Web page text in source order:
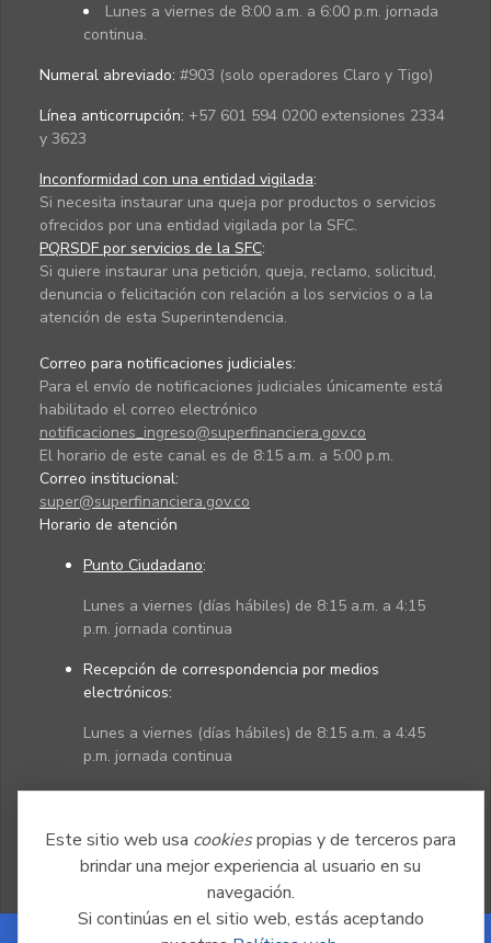
Este sitio web usa cookiespropias y de terceros para
brindar una mejor experiencia al usuario en su
navegación.
Si continúas en el sitio web, estás aceptando
Lunes a viernes de 8:00 a.m. a 6:00 p.m. jornada
continua.
Numeral abreviado: #903 (solo operadores Claro y Tigo)
Línea anticorrupción: +57 601 594 0200 extensiones 2334
y 3623
Inconformidad con una entidad vigilada:
Si necesita instaurar una queja por productos o servicios
ofrecidos por una entidad vigilada por la SFC.
PQRSDF por servicios de la SFC:
Si quiere instaurar una petición, queja, reclamo, solicitud,
denuncia o felicitación con relación a los servicios o a la
atención de esta Superintendencia.
Correo para notificaciones judiciales:
Para el envío de notificaciones judiciales únicamente está
habilitado el correo electrónico
notificaciones_ingreso@superfinanciera.gov.co
El horario de este canal es de 8:15 a.m. a 5:00 p.m.
Correo institucional:
super@superfinanciera.gov.co
Horario de atención
Punto Ciudadano:
Lunes a viernes (días hábiles) de 8:15 a.m. a 4:15
p.m. jornada continua
Recepción de correspondencia por medios
electrónicos:
Lunes a viernes (días hábiles) de 8:15 a.m. a 4:45
p.m. jornada continua